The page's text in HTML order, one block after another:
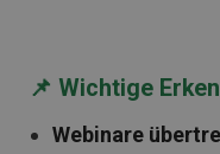
📌 Wichtige
Webinare